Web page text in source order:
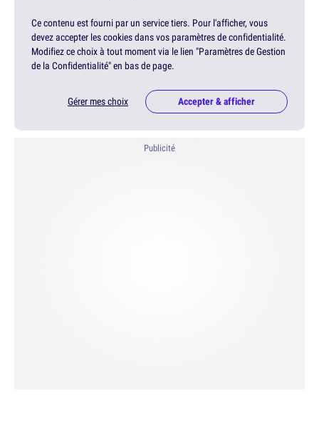
Ce contenu est fourni par un service tiers. Pour l'afficher, vous
devez accepter les cookies dans vos paramètres de confidentialité.
Modifiez ce choix à tout moment via le lien "Paramètres de Gestion
de la Confidentialité" en bas de page.
Gérer mes choix Accepter & afficher
Publicité